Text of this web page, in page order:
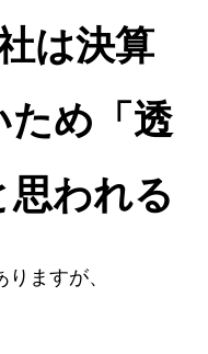
は決算
め「透
われる
ますが、